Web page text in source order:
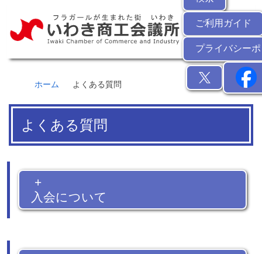
ご利用ガイド
プライバシー
ホーム よくある質問
よくある質問
+
入会について